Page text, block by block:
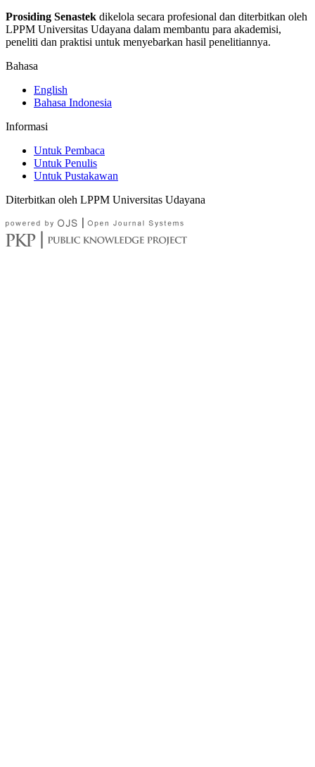
Prosiding Senastek dikelola secara profesional dan diterbitkan oleh
LPPM Universitas Udayana dalam membantu para akademisi,
peneliti dan praktisi untuk menyebarkan hasil penelitiannya.
Bahasa
English
Bahasa Indonesia
Informasi
Untuk Pembaca
Untuk Penulis
Untuk Pustakawan
Diterbitkan oleh LPPM Universitas Udayana